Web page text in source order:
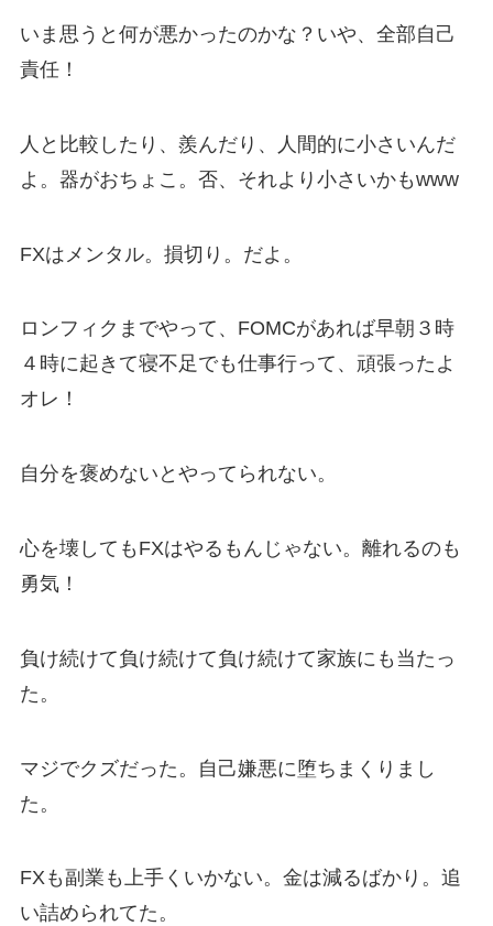
いま思うと何が悪かったのかな？いや、全部自己
責任！
人と比較したり、羨んだり、人間的に小さいんだ
よ。器がおちょこ。否、それより小さいかもwww
FXはメンタル。損切り。だよ。
ロンフィクまでやって、FOMCがあれば早朝３時
４時に起きて寝不足でも仕事行って、頑張ったよ
オレ！
自分を褒めないとやってられない。
心を壊してもFXはやるもんじゃない。離れるのも
勇気！
負け続けて負け続けて負け続けて家族にも当たっ
た。
マジでクズだった。自己嫌悪に堕ちまくりまし
た。
FXも副業も上手くいかない。金は減るばかり。追
い詰められてた。